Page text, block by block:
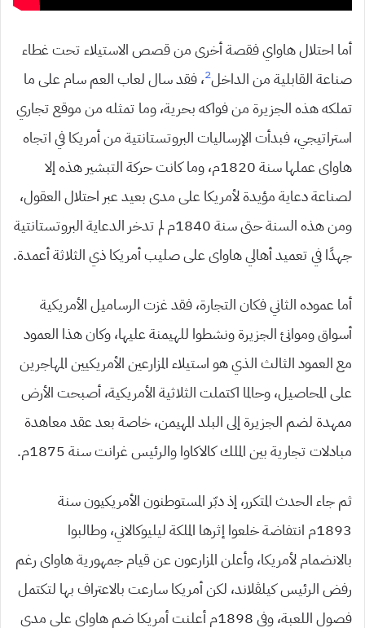
أما احتلال هاواي فقصة أخرى من قصص الاستيلاء تحت غطاء
صناعة القابلية من الداخل2، فقد سال لعاب العم سام على ما
تملكه هذه الجزيرة من فواكه بحرية، وما تمثله من موقع تجاري
استراتيجي، فبدأت الإرساليات البروتستانتية من أمريكا في اتجاه
هاواى عملها سنة 1820م، وما كانت حركة التبشير هذه إلا
لصناعة دعاية مؤيدة لأمريكا على مدى بعيد عبر احتلال العقول،
ومن هذه السنة حتى سنة 1840م لم تدخر الدعاية البروتستانتية
جهدًا في تعميد أهالي هاواى على صليب أمريكا ذي الثلاثة أعمدة.
أما عموده الثاني فكان التجارة، فقد غزت الرساميل الأمريكية
أسواق وموانئ الجزيرة ونشطوا للهيمنة عليها، وكان هذا العمود
مع العمود الثالث الذي هو استيلاء المزارعين الأمريكيين المهاجرين
على المحاصيل، وحالما اكتملت الثلاثية الأمريكية، أصبحت الأرض
ممهدة لضم الجزيرة إلى البلد المهيمن، خاصة بعد عقد معاهدة
مبادلات تجارية بين الملك كالاكاوا والرئيس غرانت سنة 1875م.
ثم جاء الحدث المتكرر، إذ دبّر المستوطنون الأمريكيون سنة
1893م انتفاضة خلعوا إثرها الملكة ليليوكالاني، وطالبوا
بالانضمام لأمريكا، وأعلن المزارعون عن قيام جمهورية هاواى رغم
رفض الرئيس كيلڨلاند، لكن أمريكا سارعت بالاعتراف بها لتكتمل
فصول اللعبة، وفي 1898م أعلنت أمريكا ضم هاواى على مدى